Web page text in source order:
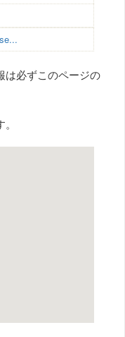
は必ずこのページの